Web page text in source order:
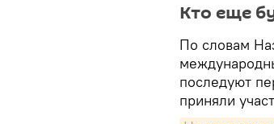
Кто еще
По словам
последуют
приняли